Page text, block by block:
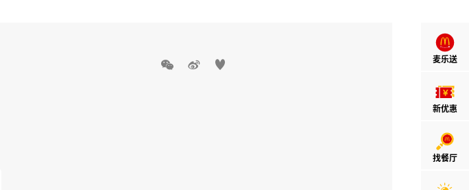
麦乐送
新优惠
找餐厅
  